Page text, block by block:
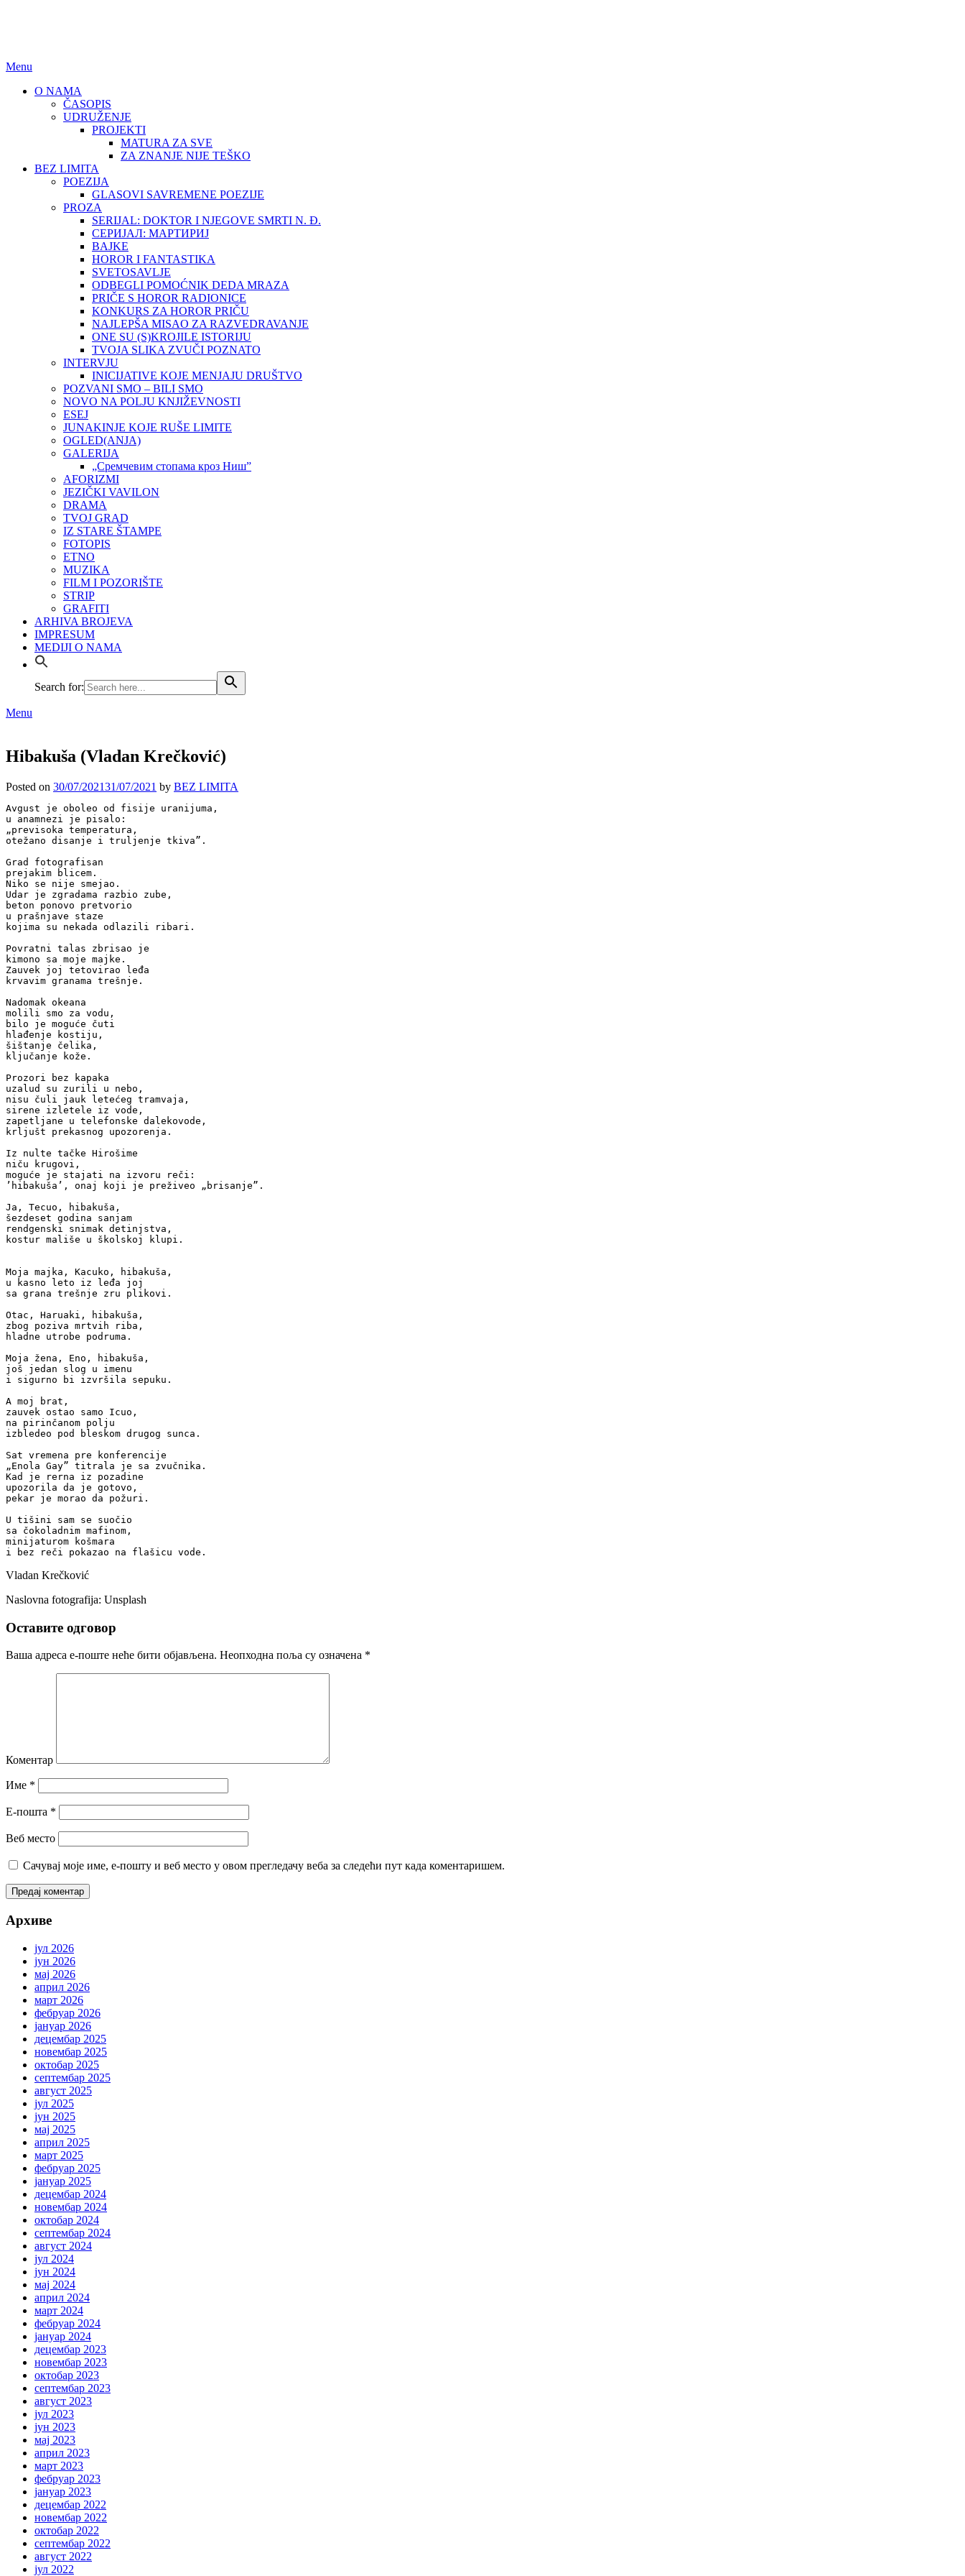
Menu
O NAMA
ČASOPIS
UDRUŽENJE
PROJEKTI
MATURA ZA SVE
ZA ZNANJE NIJE TEŠKO
BEZ LIMITA
POEZIJA
GLASOVI SAVREMENE POEZIJE
PROZA
SERIJAL: DOKTOR I NJEGOVE SMRTI N. Đ.
СЕРИЈАЛ: МАРТИРИЈ
BAJKE
HOROR I FANTASTIKA
SVETOSAVLJE
ODBEGLI POMOĆNIK DEDA MRAZA
PRIČE S HOROR RADIONICE
KONKURS ZA HOROR PRIČU
NAJLEPŠA MISAO ZA RAZVEDRAVANJE
ONE SU (S)KROJILE ISTORIJU
TVOJA SLIKA ZVUČI POZNATO
INTERVJU
INICIJATIVE KOJE MENJAJU DRUŠTVO
POZVANI SMO – BILI SMO
NOVO NA POLJU KNJIŽEVNOSTI
ESEJ
JUNAKINJE KOJE RUŠE LIMITE
OGLED(ANJA)
GALERIJA
„Сремчевим стопама кроз Ниш”
AFORIZMI
JEZIČKI VAVILON
DRAMA
TVOJ GRAD
IZ STARE ŠTAMPE
FOTOPIS
ETNO
MUZIKA
FILM I POZORIŠTE
STRIP
GRAFITI
ARHIVA BROJEVA
IMPRESUM
MEDIJI O NAMA
Search for:
Menu
Hibakuša (Vladan Krečković)
Posted on 30/07/202131/07/2021 by BEZ LIMITA
Avgust je oboleo od fisije uranijuma,
u anamnezi je pisalo:
„previsoka temperatura,
otežano disanje i truljenje tkiva”.
Grad fotografisan
prejakim blicem.
Niko se nije smejao.
Udar je zgradama razbio zube,
beton ponovo pretvorio
u prašnjave staze
kojima su nekada odlazili ribari.
Povratni talas zbrisao je
kimono sa moje majke.
Zauvek joj tetovirao leđa
krvavim granama trešnje.
Nadomak okeana
molili smo za vodu,
bilo je moguće čuti
hlađenje kostiju,
šištanje čelika,
ključanje kože.
Prozori bez kapaka
uzalud su zurili u nebo,
nisu čuli jauk letećeg tramvaja,
sirene izletele iz vode,
zapetljane u telefonske dalekovode,
krljušt prekasnog upozorenja.
Iz nulte tačke Hirošime
niču krugovi,
moguće je stajati na izvoru reči:
’hibakuša’, onaj koji je preživeo „brisanje”.
Ja, Tecuo, hibakuša,
šezdeset godina sanjam
rendgenski snimak detinjstva,
kostur mališe u školskoj klupi.
Moja majka, Kacuko, hibakuša,
u kasno leto iz leđa joj
sa grana trešnje zru plikovi.
Otac, Haruaki, hibakuša,
zbog poziva mrtvih riba,
hladne utrobe podruma.
Moja žena, Eno, hibakuša,
još jedan slog u imenu
i sigurno bi izvršila sepuku.
A moj brat,
zauvek ostao samo Icuo,
na pirinčanom polju
izbledeo pod bleskom drugog sunca.
Sat vremena pre konferencije
„Enola Gay” titrala je sa zvučnika.
Kad je rerna iz pozadine
upozorila da je gotovo,
pekar je morao da požuri.
U tišini sam se suočio
sa čokoladnim mafinom,
minijaturom košmara
i bez reči pokazao na flašicu vode.
Vladan Krečković
Naslovna fotografija: Unsplash
Оставите одговор
Ваша адреса е-поште неће бити објављена. Неопходна поља су означена *
Коментар
Име *
Е-пошта *
Веб место
Сачувај моје име, е-пошту и веб место у овом прегледачу веба за следећи пут када коментаришем.
Архиве
јул 2026
јун 2026
мај 2026
април 2026
март 2026
фебруар 2026
јануар 2026
децембар 2025
новембар 2025
октобар 2025
септембар 2025
август 2025
јул 2025
јун 2025
мај 2025
април 2025
март 2025
фебруар 2025
јануар 2025
децембар 2024
новембар 2024
октобар 2024
септембар 2024
август 2024
јул 2024
јун 2024
мај 2024
април 2024
март 2024
фебруар 2024
јануар 2024
децембар 2023
новембар 2023
октобар 2023
септембар 2023
август 2023
јул 2023
јун 2023
мај 2023
април 2023
март 2023
фебруар 2023
јануар 2023
децембар 2022
новембар 2022
октобар 2022
септембар 2022
август 2022
јул 2022